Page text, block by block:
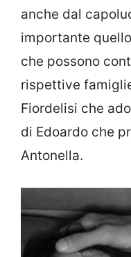
anche dal
importante
che possono
rispettive
Fiordelisi che
di Edoardo che
Antonella.